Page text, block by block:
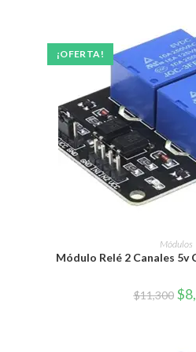
¡OFERTA!
AÑADIR AL
Módulos
Módulo Relé 2 Canales
$11,300 El
$